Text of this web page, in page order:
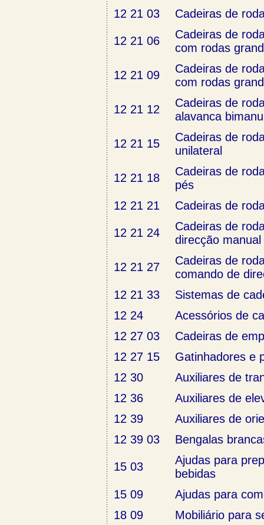
12 21 03
Cadeiras de
12 21 06
Cadeiras de
com rodas
12 21 09
Cadeiras de
com rodas
12 21 12
Cadeiras de
alavanca
12 21 15
Cadeiras de
unilateral
12 21 18
Cadeiras de
pés
12 21 21
Cadeiras de
12 21 24
Cadeiras de
direcção manual
12 21 27
Cadeiras de
comando de
12 21 33
Sistemas de
12 24
Acessórios de
12 27 03
Cadeiras de
12 27 15
Gatinhadores e
12 30
Auxiliares de
12 36
Auxiliares de
12 39
Auxiliares de
12 39 03
Bengalas
15 03
Ajudas para
bebidas
15 09
Ajudas para
18 09
Mobiliário para